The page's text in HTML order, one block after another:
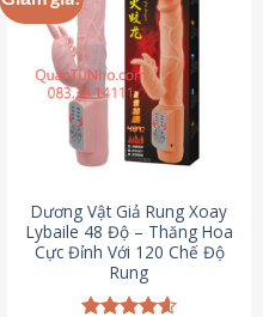
Dương Vật Giả Rung Xoay
Lybaile 48 Độ – Thăng Hoa
Cực Đỉnh Với 120 Chế Độ
Rung